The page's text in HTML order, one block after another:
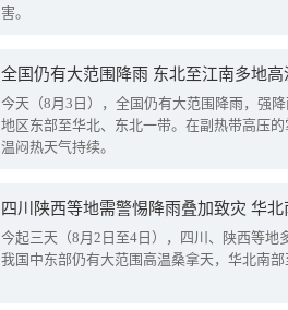
害。
全国仍有大范围降雨 东北至江南多地高
今天（8月3日），全国仍有大范围降雨，强
地区东部至华北、东北一带。在副热带高压
温闷热天气持续。
今起三天（8月2日至4日），四川、陕西等地
我国中东部仍有大范围高温桑拿天，华北南部